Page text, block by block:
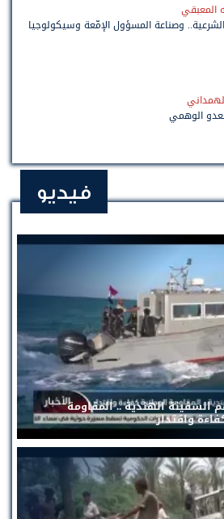
المعبقي
وصناعة المسؤول الإمّعة وسيكولوجيا
الوهمي
فيديو
السفينة الهندية .. المقاومة
واقتدار